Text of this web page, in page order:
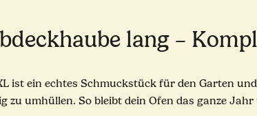
lang –
ist ein echtes Schmuckstück für den Garten
umhüllen. So bleibt dein Ofen das ganze